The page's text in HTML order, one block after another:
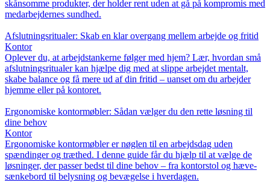
skånsomme produkter, der holder rent uden at gå på kompromis med
medarbejdernes sundhed.
Afslutningsritualer: Skab en klar overgang mellem arbejde og fritid
Kontor
Oplever du, at arbejdstankerne følger med hjem? Lær, hvordan små
afslutningsritualer kan hjælpe dig med at slippe arbejdet mentalt,
skabe balance og få mere ud af din fritid – uanset om du arbejder
hjemme eller på kontoret.
Ergonomiske kontormøbler: Sådan vælger du den rette løsning til
dine behov
Kontor
Ergonomiske kontormøbler er nøglen til en arbejdsdag uden
spændinger og træthed. I denne guide får du hjælp til at vælge de
løsninger, der passer bedst til dine behov – fra kontorstol og hæve-
sænkebord til belysning og bevægelse i hverdagen.